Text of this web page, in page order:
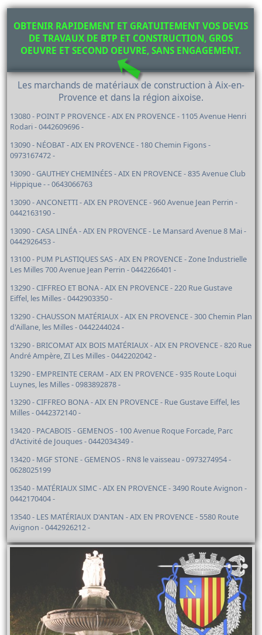
OBTENIR RAPIDEMENT ET GRATUITEMENT VOS DEVIS
DE TRAVAUX DE BTP ET CONSTRUCTION, GROS
OEUVRE ET SECOND OEUVRE, SANS ENGAGEMENT.
Les marchands de matériaux de construction à Aix-en-
Provence et dans la région aixoise.
13080 - POINT P PROVENCE - AIX EN PROVENCE - 1105 Avenue Henri
Rodari - 0442609696 -
13090 - NÉOBAT - AIX EN PROVENCE - 180 Chemin Figons -
0973167472 -
13090 - GAUTHEY CHEMINÉES - AIX EN PROVENCE - 835 Avenue Club
Hippique - - 0643066763
13090 - ANCONETTI - AIX EN PROVENCE - 960 Avenue Jean Perrin -
0442163190 -
13090 - CASA LINÉA - AIX EN PROVENCE - Le Mansard Avenue 8 Mai -
0442926453 -
13100 - PUM PLASTIQUES SAS - AIX EN PROVENCE - Zone Industrielle
Les Milles 700 Avenue Jean Perrin - 0442266401 -
13290 - CIFFREO ET BONA - AIX EN PROVENCE - 220 Rue Gustave
Eiffel, les Milles - 0442903350 -
13290 - CHAUSSON MATÉRIAUX - AIX EN PROVENCE - 300 Chemin Plan
d'Aillane, les Milles - 0442244024 -
13290 - BRICOMAT AIX BOIS MATÉRIAUX - AIX EN PROVENCE - 820 Rue
André Ampère, ZI Les Milles - 0442202042 -
13290 - EMPREINTE CERAM - AIX EN PROVENCE - 935 Route Loqui
Luynes, les Milles - 0983892878 -
13290 - CIFFREO BONA - AIX EN PROVENCE - Rue Gustave Eiffel, les
Milles - 0442372140 -
13420 - PACABOIS - GEMENOS - 100 Avenue Roque Forcade, Parc
d'Activité de Jouques - 0442034349 -
13420 - MGF STONE - GEMENOS - RN8 le vaisseau - 0973274954 -
0628025199
13540 - MATÉRIAUX SIMC - AIX EN PROVENCE - 3490 Route Avignon -
0442170404 -
13540 - LES MATÉRIAUX D'ANTAN - AIX EN PROVENCE - 5580 Route
Avignon - 0442926212 -